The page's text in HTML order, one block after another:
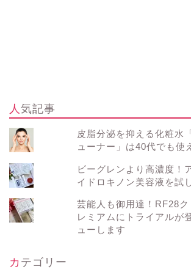
人気記事
皮脂分泌を抑える化粧水
ューナー」は40代でも使
ビーグレンより高濃度！
イドロキノン美容液を試
芸能人も御用達！RF28
レミアムにトライアルが
ューします
カテゴリー